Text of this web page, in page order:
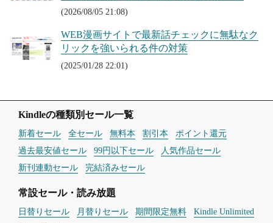
(2026/08/05 21:08)
WEB漫画サイトで最新話チェックに無駄なク
リックを強いられる件の対策
(2025/01/28 22:01)
Kindleの種類別セール一覧
新着セール 全セール 無料本 割引本
ポイント還元
過去最安値セール
99円以下セール
人気作品セール
新刊連動セール
完結済みセール
常設セール・読み放題
日替りセール 月替りセール 期間限定無料
Kindle Unlimited